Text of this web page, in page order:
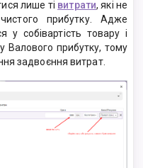
лише ті витрати,які не
прибутку. Адже
у собівартість товару і
Валового прибутку, тому
задвоєння витрат.